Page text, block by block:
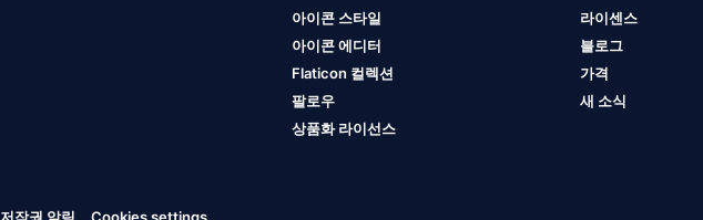
아이콘 스타일
아이콘 에디터
Flaticon 컬렉션
팔로우
상품화 라이선스
라이센스
블로그
가격
새 소식
저작권 알림 Cookies settings